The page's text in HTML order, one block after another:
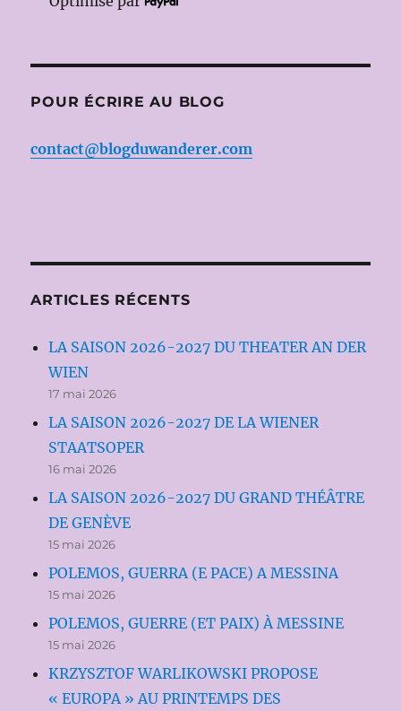
POUR ÉCRIRE AU BLOG
contact@blogduwanderer.com
ARTICLES RÉCENTS
LA SAISON 2026-2027 DU THEATER AN DER
WIEN
17 mai 2026
LA SAISON 2026-2027 DE LA WIENER
STAATSOPER
16 mai 2026
LA SAISON 2026-2027 DU GRAND THÉÂTRE
DE GENÈVE
15 mai 2026
POLEMOS, GUERRA (E PACE) A MESSINA
15 mai 2026
POLEMOS, GUERRE (ET PAIX) À MESSINE
15 mai 2026
KRZYSZTOF WARLIKOWSKI PROPOSE
« EUROPA » AU PRINTEMPS DES